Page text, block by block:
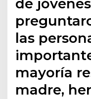
de
las
mayoría
madre,